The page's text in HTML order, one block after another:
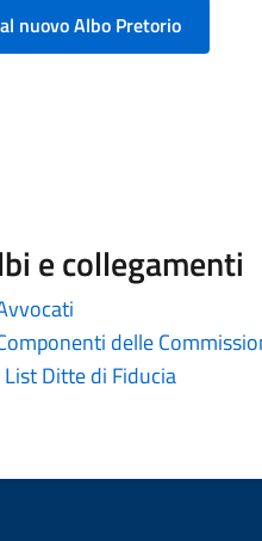
nuovo Albo Pretorio
e collegamenti
delle
Ditte di Fiducia